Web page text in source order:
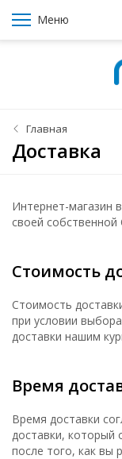
Меню
Главная
Доставка
Интернет-магазин
своей
Стоимость
Стоимость
при условии
доставки нашим
Время
Время доставки
доставки, который
после того, как вы